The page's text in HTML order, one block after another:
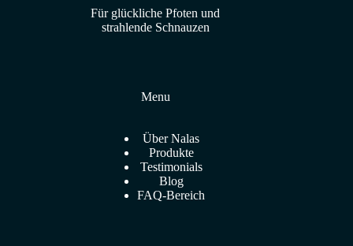
Für glückliche Pfoten und
strahlende Schnauzen
Menu
Über Nalas
Produkte
Testimonials
Blog
FAQ-Bereich